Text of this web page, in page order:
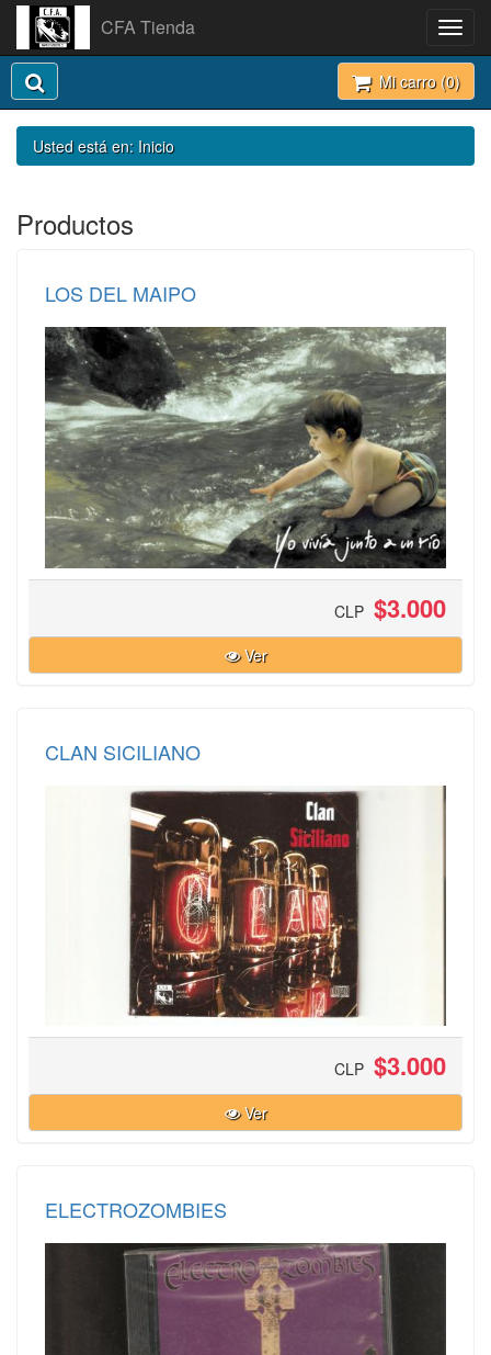
CFA Tienda
Mi carro (0)
Usted está en: Inicio
Productos
LOS DEL MAIPO
CLP $3.000
Ver
CLAN SICILIANO
CLP $3.000
Ver
ELECTROZOMBIES